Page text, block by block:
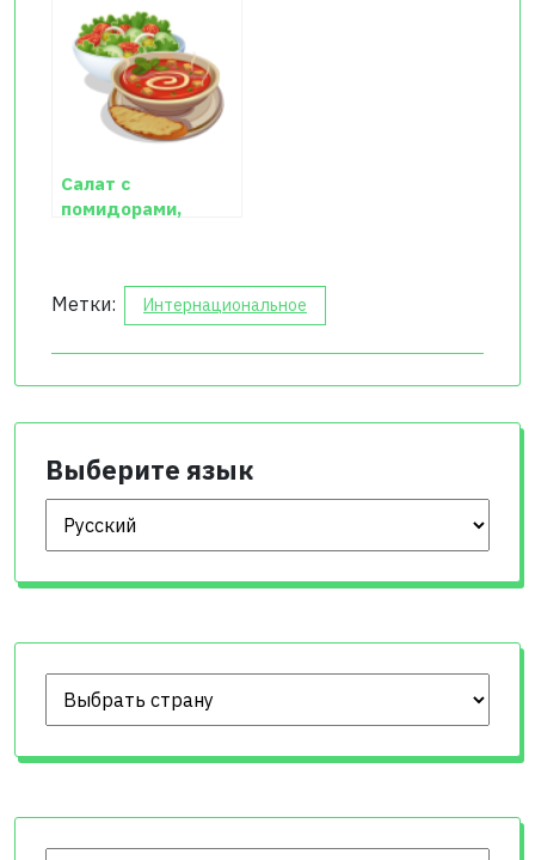
Салат с
помидорами,
Метки:
Интернациональное
Выберите язык
Выберите язык